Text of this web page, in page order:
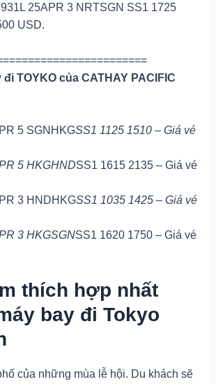
25APR 3 NRTSGN SS1 1725
USD.
TOYKO của CATHAY PACIFIC
5 SGNHKGSS1 1125 1510 – Giá vé
5 HKGHNDSS1 1615 2135 – Giá vé
3 HNDHKGSS1 1035 1425 – Giá vé
3 HKGSGNSS1 1620 1750 – Giá vé
thích hợp nhất
bay đi Tokyo
của những mùa lễ hội. Du khách sẽ